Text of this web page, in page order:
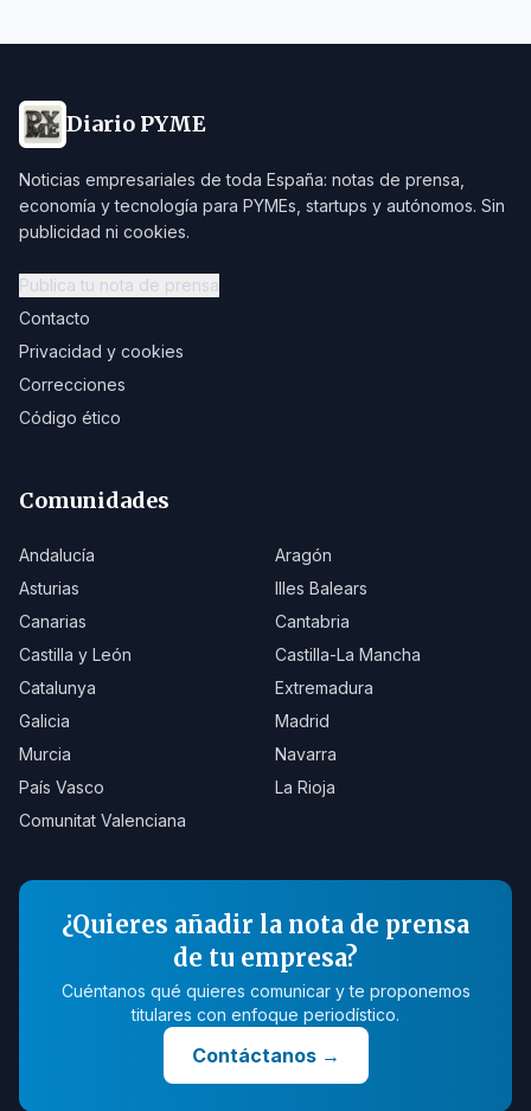
Diario PYME
Noticias empresariales de toda España: notas de prensa,
economía y tecnología para PYMEs, startups y autónomos. Sin
publicidad ni cookies.
Publica tu nota de prensa
Contacto
Privacidad y cookies
Correcciones
Código ético
Comunidades
Andalucía
Aragón
Asturias
Illes Balears
Canarias
Cantabria
Castilla y León
Castilla-La Mancha
Catalunya
Extremadura
Galicia
Madrid
Murcia
Navarra
País Vasco
La Rioja
Comunitat Valenciana
¿Quieres añadir la nota de prensa
de tu empresa?
Cuéntanos qué quieres comunicar y te proponemos
titulares con enfoque periodístico.
Contáctanos→